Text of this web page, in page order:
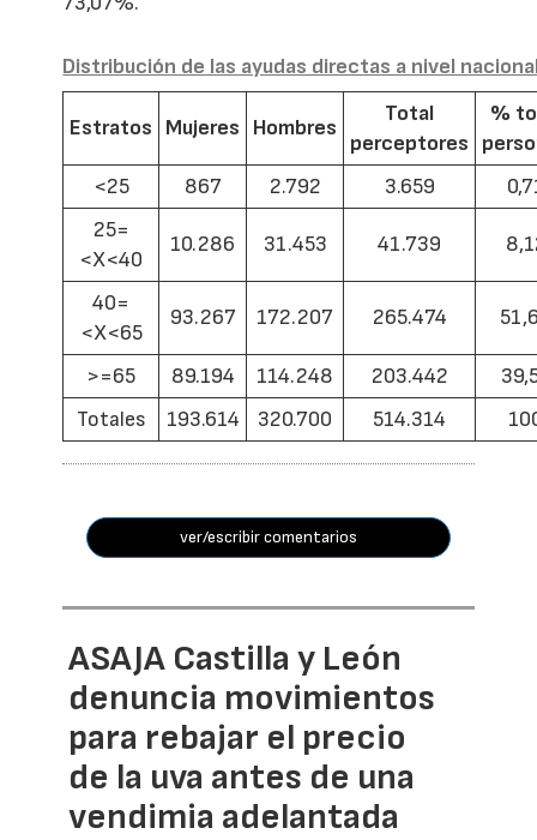
Distribución de las ayudas directas a nivel
Estratos Mujeres Hombres
Total
perceptores
%
<25
867 2.792 3.659
25=
<X<40
10.286 31.453 41.739
40=
<X<65
93.267 172.207 265.474
>=65 89.194 114.248 203.442
Totales
193.614 320.700 514.314
ver/escribir comentarios
ASAJA Castilla y León
denuncia movimientos
para rebajar el precio
de la uva antes de una
vendimia adelantada